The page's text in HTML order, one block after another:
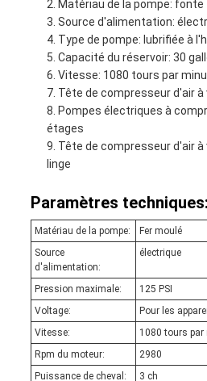
Matériau de la pompe: fonte
Source d'alimentation:
Type de pompe: lubrifiée à
Capacité du réservoir: 30
Vitesse: 1080 tours par
Tête de compresseur d'air à
Pompes électriques à
étages
Tête de compresseur d'air
linge
Paramètres techniques:
Matériau de la pompe:
Fer moulé
Source
d'alimentation:
électrique
Pression maximale:
125 PSI
Voltage:
Pour les
Vitesse:
1080 tours par
Rpm du moteur:
2980
Puissance de cheval:
3 ch